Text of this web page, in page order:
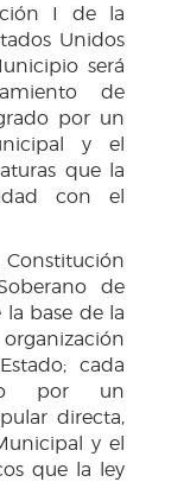
I de la
Unidos
será
de
por un
y el
que la
con el
de
base de la
cada
por un
directa,
y el
que la ley